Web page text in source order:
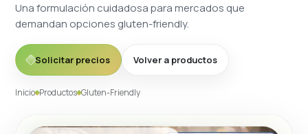
Una formulación cuidadosa para mercados que
demandan opciones gluten-friendly.
Solicitar precios Volver a productos
Inicio Productos Gluten-Friendly